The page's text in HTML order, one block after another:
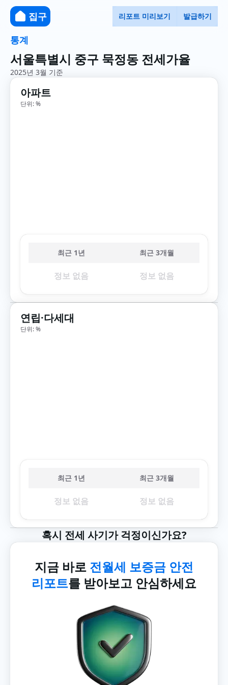
집구 리포트 미리보기 발급하기
통계
서울특별시 중구 묵정동 전세가율
2025년 3월 기준
아파트
단위: %
최근 1년 최근 3개월
정보 없음 정보 없음
연립·다세대
단위: %
최근 1년 최근 3개월
정보 없음 정보 없음
혹시 전세 사기가 걱정이신가요?
지금 바로 전월세 보증금 안전
리포트를 받아보고 안심하세요